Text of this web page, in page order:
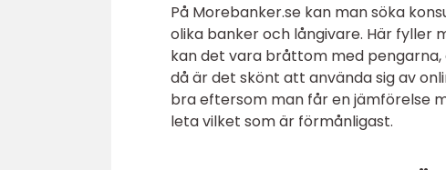
På Morebanker.se kan man söka
olika banker och långivare. Här fyller
kan det vara bråttom med
då är det skönt att använda sig av
bra eftersom man får en jämförelse
leta vilket som är förmånligast.